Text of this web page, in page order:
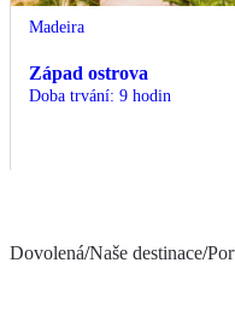
Madeira
Západ ostrova
Doba trvání: 9 hodin
Dovolená/Naše destinace/